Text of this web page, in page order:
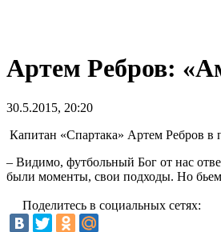
Артем Ребров:
30.5.2015, 20:20
Капитан «Спартака» Артем Ребров в
– Видимо, футбольный Бог от нас
были моменты, свои подходы. Но бьем
Поделитесь в социальных сетях: